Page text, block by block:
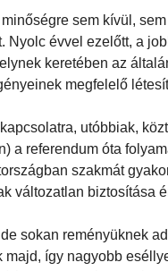
sem kívül,
évvel ezelőtt, a
keretében az
megfelelő
utóbbiak,
a referendum óta
szakmát
változatlan biztosítása
sokan reményüknek
így nagyobb